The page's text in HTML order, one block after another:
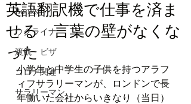
Books
ウクライナ
渡航・ビザ
コロナ関連
サラリーマン
英語翻訳機で仕事を済ま
せる 言葉の壁がなくな
った
小学生と中学生の子供を持つアラフ
ィフサラリーマンが、ロンドンで長
年働いた会社からいきなり（当日）